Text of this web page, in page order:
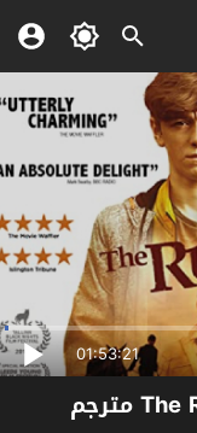
01:53:21